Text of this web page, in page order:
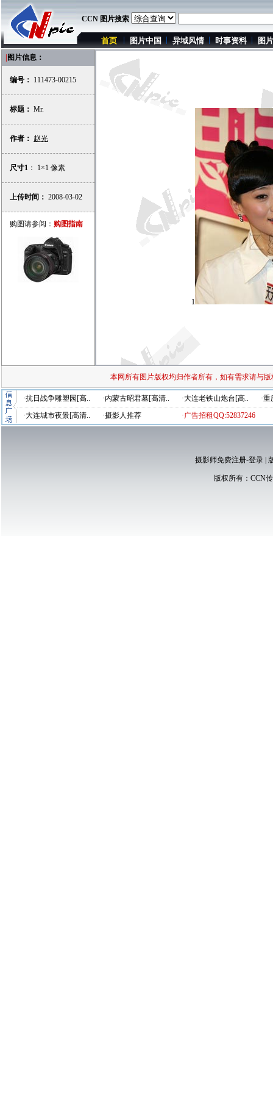
CCN 图片搜索
首页 图片中国 异域风情 时事资料 图
图片信息：
编号： 111473-00215
标题： Mr.
作者： 赵光
尺寸1 ： 1×1 像素
上传时间： 2008-03-02
购图请参阅： 购图指南
1
本网所有图片版权均归作者所有，如有需求请与
·抗日战争雕塑园[高.. ·内蒙古昭君墓[高清.. ·大连老铁山炮台[高..
·
·大连城市夜景[高清..
·摄影人推荐 ·广告招租QQ:52837246
摄影师免费注册-登录|
版权所有： CCN